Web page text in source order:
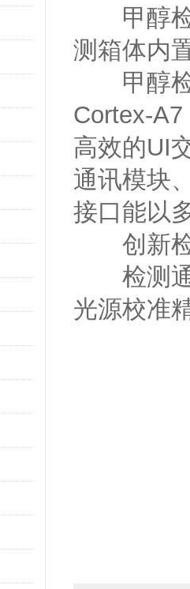
甲醇
测箱体内
甲醇
Cortex-
高效的UI
通讯模块
接口能以
创新检
检测通
光源校准